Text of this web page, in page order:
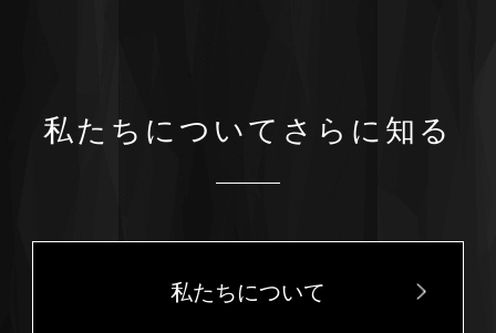
私たちについてさらに知る
私たちについて